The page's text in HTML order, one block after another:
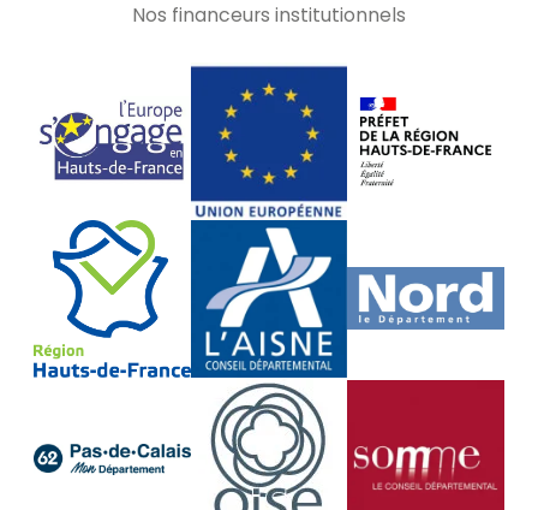
Nos financeurs institutionnels